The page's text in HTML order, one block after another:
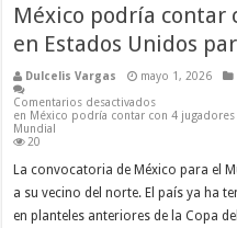
México podría contar
en Estados Unidos
Dulcelis Vargas mayo 1, 2026
Comentarios desactivados
en México podría contar con 4
Mundial
20
La convocatoria de México para el
a su vecino del norte. El país ya ha
en planteles anteriores de la Copa